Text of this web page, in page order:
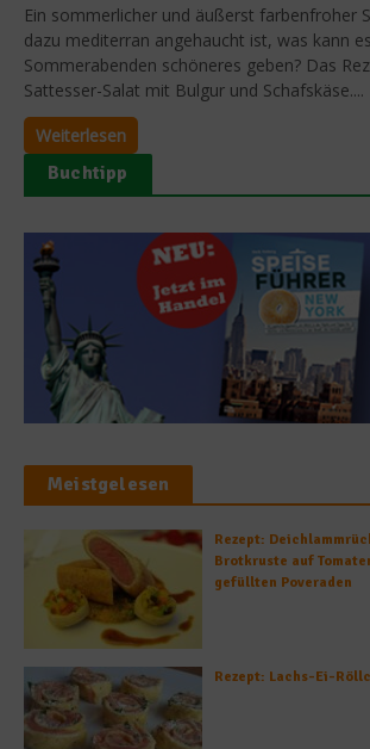
Ein sommerlicher und äußerst farbenfroher
dazu mediterran angehaucht ist, was kann
Sommerabenden schöneres geben? Das
Sattesser-Salat mit Bulgur und Schafskäse....
Weiterlesen
Buchtipp
Meistgelesen
Rezept:
Brotkruste auf
gefüllten Poveraden
Rezept: Lachs-Ei-